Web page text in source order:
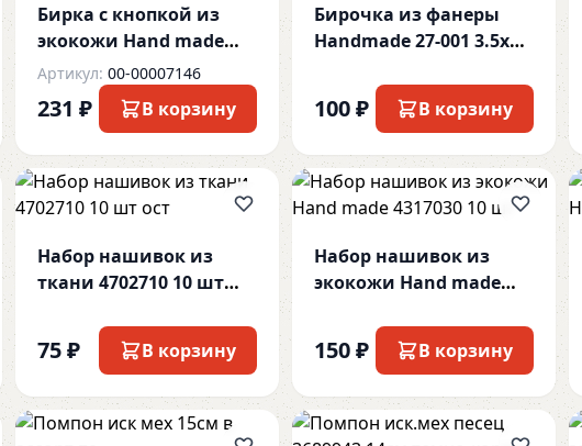
Бирка с кнопкой из
экокожи Hand made
3шт однотон
Артикул: 00-00007146
231 ₽ В корзину
Бирочка из фанеры
Handmade 27-001 3.5х2
100 ₽ В корзину
Набор нашивок из
ткани 4702710 10 шт
75 ₽ В корзину
Набор нашивок из
экокожи Hand made
150 ₽ В корзину